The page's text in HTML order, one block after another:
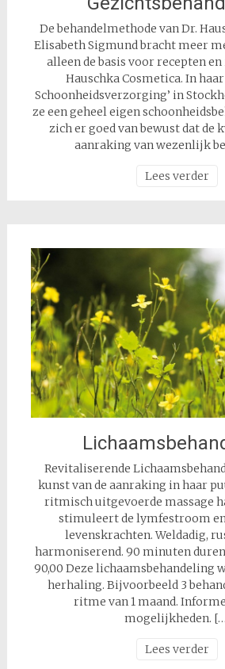
De behandelmethode van Dr.
Elisabeth Sigmund bracht meer
alleen de basis voor recepten
Hauschka Cosmetica. In
Schoonheidsverzorging’ in
ze een geheel eigen
zich er goed van bewust dat de
aanraking van wezenlijk
Lees verder
Revitaliserende
kunst van de aanraking in haar
ritmisch uitgevoerde massage
stimuleert de lymfestroom
levenskrachten. Weldadig,
harmoniserend. 90 minuten
90,00 Deze lichaamsbehandeling
herhaling. Bijvoorbeeld 3
ritme van 1 maand.
mogelijkheden.
Lees verder